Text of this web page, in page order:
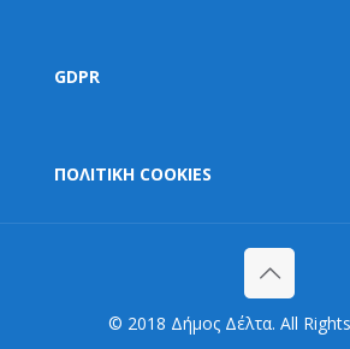
GDPR
ΠΟΛΙΤΙΚΗ COOKIES
© 2018 Δήμος Δέλτα. All